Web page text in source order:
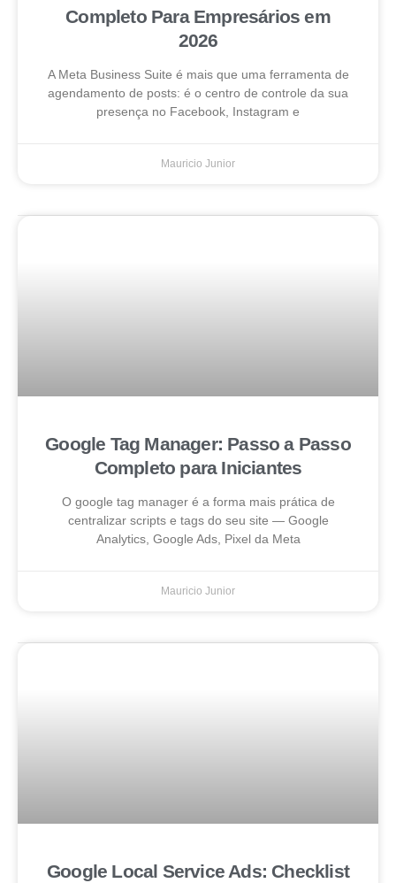
Completo Para Empresários em
2026
A Meta Business Suite é mais que uma ferramenta de
agendamento de posts: é o centro de controle da sua
presença no Facebook, Instagram e
Mauricio Junior
Google Tag Manager: Passo a Passo
Completo para Iniciantes
O google tag manager é a forma mais prática de
centralizar scripts e tags do seu site — Google
Analytics, Google Ads, Pixel da Meta
Mauricio Junior
Google Local Service Ads: Checklist